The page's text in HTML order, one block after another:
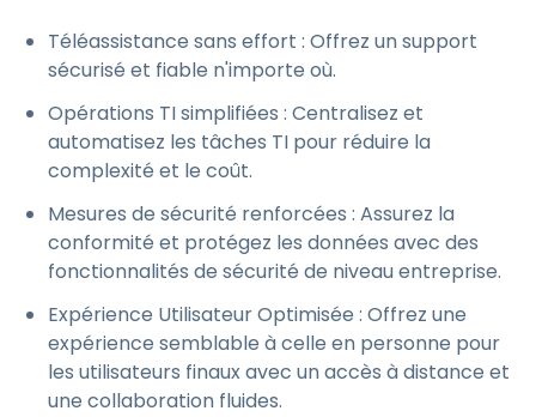
Téléassistance sans effort : Offrez un support
sécurisé et fiable n'importe où.
Opérations TI simplifiées : Centralisez et
automatisez les tâches TI pour réduire la
complexité et le coût.
Mesures de sécurité renforcées : Assurez la
conformité et protégez les données avec des
fonctionnalités de sécurité de niveau entreprise.
Expérience Utilisateur Optimisée : Offrez une
expérience semblable à celle en personne pour
les utilisateurs finaux avec un accès à distance et
une collaboration fluides.